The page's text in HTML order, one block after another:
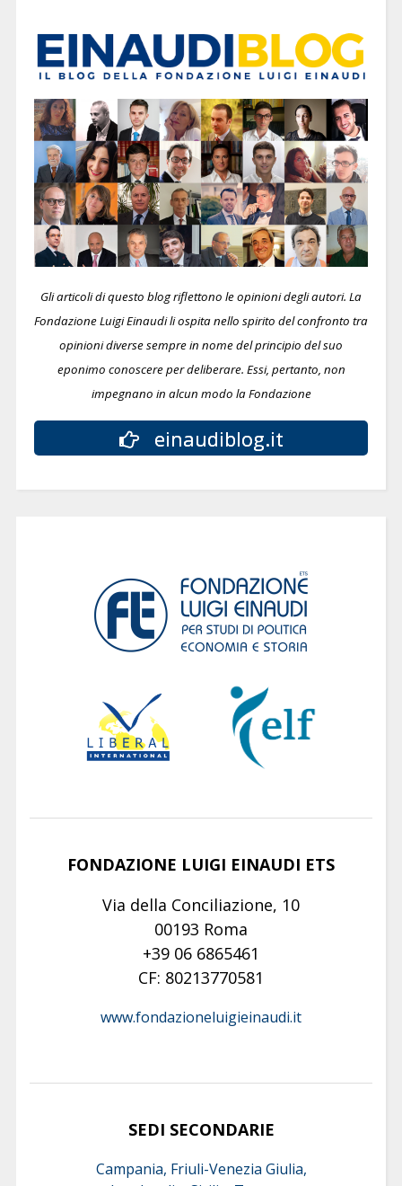
Gli articoli di questo blog riflettono le opinioni degli autori. La
Fondazione Luigi Einaudi li ospita nello spirito del confronto tra
opinioni diverse sempre in nome del principio del suo
eponimo conoscere per deliberare. Essi, pertanto, non
impegnano in alcun modo la Fondazione
einaudiblog.it
FONDAZIONE LUIGI EINAUDI ETS
Via della Conciliazione, 10
00193 Roma
+39 06 6865461
CF: 80213770581
www.fondazioneluigieinaudi.it
SEDI SECONDARIE
Campania, Friuli-Venezia Giulia,